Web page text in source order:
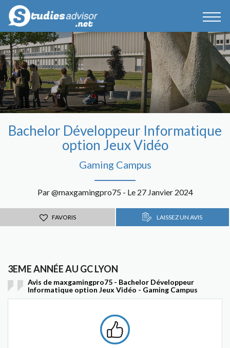
Bachelor Développeur Informatique
option Jeux Vidéo
Gaming Campus
Par @maxgamingpro75 - Le 27 Janvier 2024
FAVORIS LAISSEZ UN AVIS
3EME ANNÉE AU GC LYON
Avis de maxgamingpro75 - Bachelor Développeur
Informatique option Jeux Vidéo - Gaming Campus